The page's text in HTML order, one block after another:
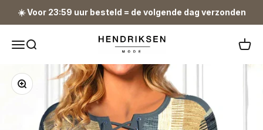
☀️ Voor 23:59 uur besteld = de volgende dag verzonden
Navigatiemenu openen
Zoeken openen Hendriksen Mode
In-/uitzoomen